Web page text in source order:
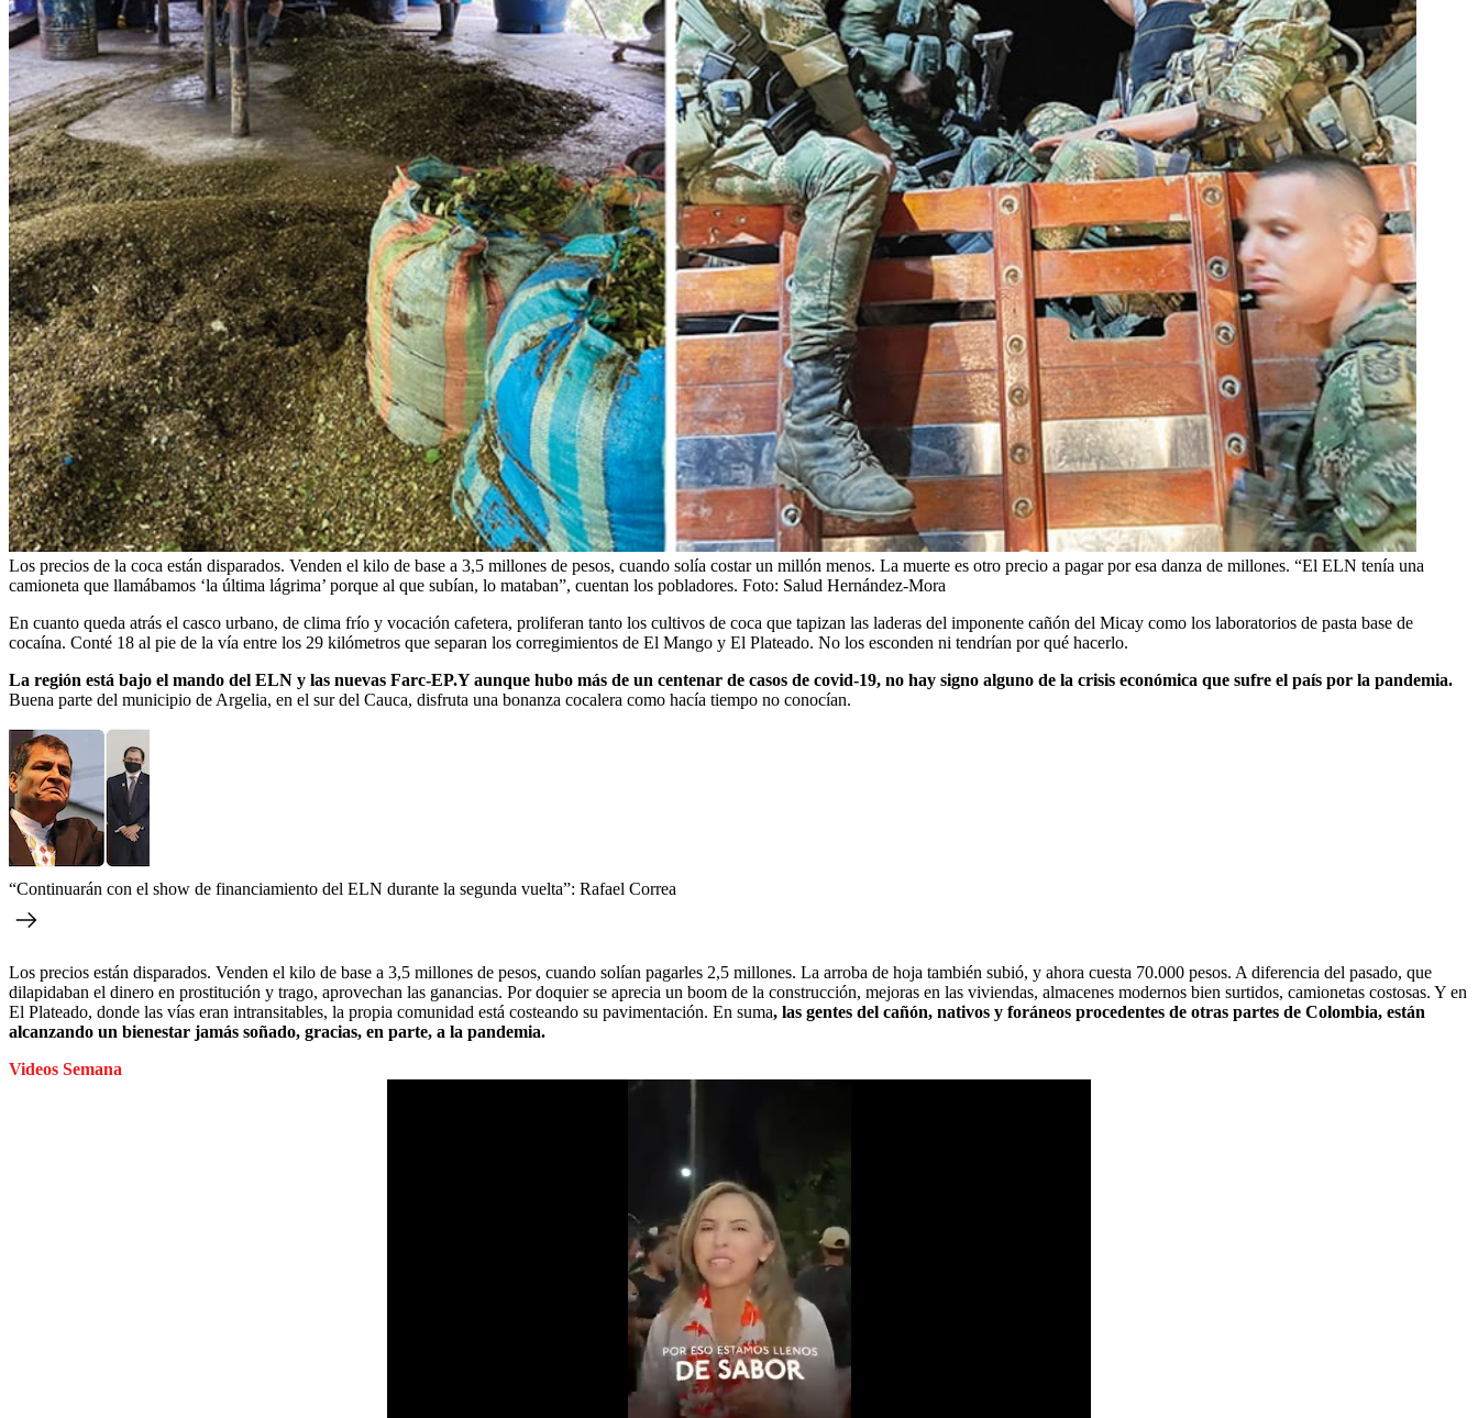
Los precios de la coca están disparados. Venden el kilo de base a 3,5 millones de pesos, cuando solía costar un millón menos. La muerte es otro precio a pagar por esa danza de millones. “El ELN tenía una
camioneta que llamábamos ‘la última lágrima’ porque al que subían, lo mataban”, cuentan los pobladores. Foto: Salud Hernández-Mora
En cuanto queda atrás el casco urbano, de clima frío y vocación cafetera, proliferan tanto los cultivos de coca que tapizan las laderas del imponente cañón del Micay como los laboratorios de pasta base de
cocaína. Conté 18 al pie de la vía entre los 29 kilómetros que separan los corregimientos de El Mango y El Plateado. No los esconden ni tendrían por qué hacerlo.
La región está bajo el mando del ELN y las nuevas Farc-EP.Y aunque hubo más de un centenar de casos de covid-19, no hay signo alguno de la crisis económica que sufre el país por la pandemia.
Buena parte del municipio de Argelia, en el sur del Cauca, disfruta una bonanza cocalera como hacía tiempo no conocían.
“Continuarán con el show de financiamiento del ELN durante la segunda vuelta”: Rafael Correa
Los precios están disparados. Venden el kilo de base a 3,5 millones de pesos, cuando solían pagarles 2,5 millones. La arroba de hoja también subió, y ahora cuesta 70.000 pesos. A diferencia del pasado, que
dilapidaban el dinero en prostitución y trago, aprovechan las ganancias. Por doquier se aprecia un boom de la construcción, mejoras en las viviendas, almacenes modernos bien surtidos, camionetas costosas. Y en
El Plateado, donde las vías eran intransitables, la propia comunidad está costeando su pavimentación. En suma, las gentes del cañón, nativos y foráneos procedentes de otras partes de Colombia, están
alcanzando un bienestar jamás soñado, gracias, en parte, a la pandemia.
Videos Semana